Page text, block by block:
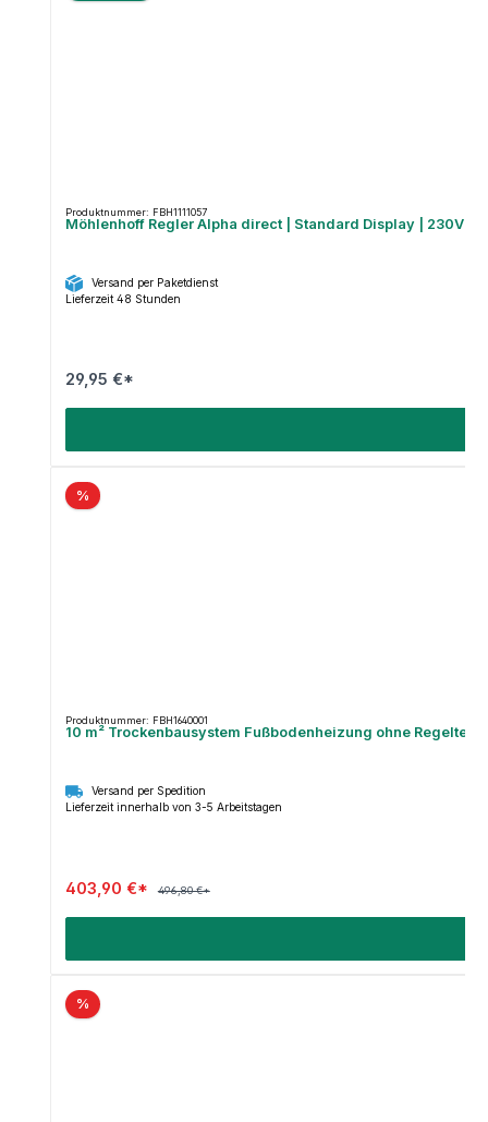
Produktnummer: FBH1111057
Möhlenhoff Regler Alpha direct | Standard Display | 230V |
Versand per Paketdienst
Lieferzeit 48 Stunden
29,95 €*
%
Produktnummer: FBH1640001
10 m² Trockenbausystem Fußbodenheizung ohne
Versand per Spedition
Lieferzeit innerhalb von 3-5 Arbeitstagen
403,90 €* 496,80 €*
%